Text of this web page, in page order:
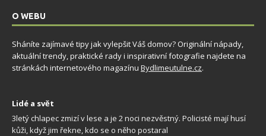
O WEBU
Sháníte zajímavé tipy jak vylepšit Váš domov? Originální nápady,
aktuální trendy, praktické rady i inspirativní fotografie najdete na
stránkách internetového magazínu Bydlimeutulne.cz.
Lidé a svět
3letý chlapec zmizí v lese a je 2 noci nezvěstný. Policisté mají husí
kůži, když jim řekne, kdo se o něho postaral